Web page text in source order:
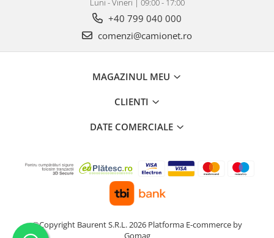
Luni - Vineri | 09:00 - 17:00
+40 799 040 000
comenzi@camionet.ro
MAGAZINUL MEU
CLIENTI
DATE COMERCIALE
©Copyright Baurent S.R.L. 2026 Platforma E-commerce by
Gomag